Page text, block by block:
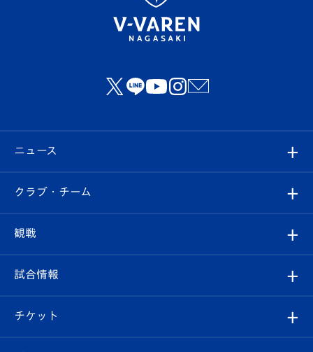
ニュース
すべて
クラブ
試合情報
クラブ・チーム
クラブ概要
エンブレム紹介
観戦
観戦ルール
はじめての観戦ガイド
試合情報
試合日程/結果
チケット